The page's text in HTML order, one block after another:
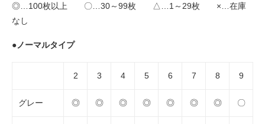
◎…100枚以上 〇…30～99枚 △…1～29枚 ×…在庫
なし
●ノーマルタイプ
2 3 4 5 6 7 8 9
グレー ◎ ◎ ◎ ◎ ◎ ◎ ◎ 〇